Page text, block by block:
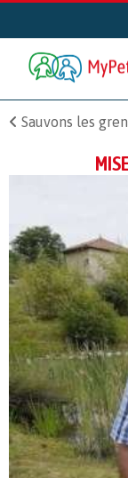
Sauvons les